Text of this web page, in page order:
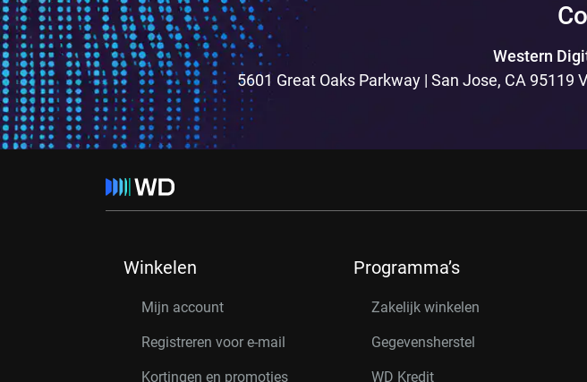
Western
5601 Great Oaks Parkway | San Jose, CA 95119
Winkelen
Mijn account
Registreren voor e-mail
Kortingen en promoties
Programma’s
Zakelijk winkelen
Gegevensherstel
WD Kredit